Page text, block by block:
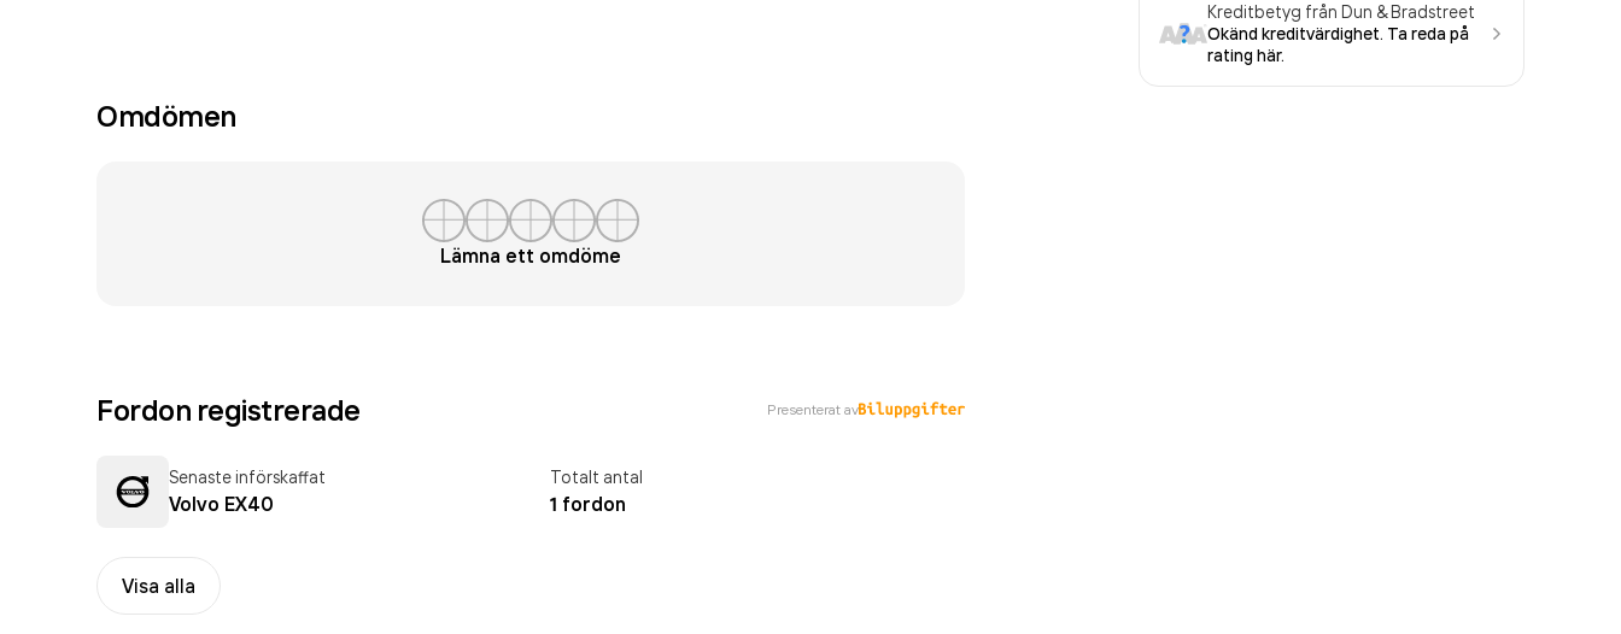
Omdömen
Lämna ett omdöme
Fordon registrerade Presenterat av
Senaste införskaffat
Volvo EX40
Totalt antal
1 fordon
Visa alla
Kreditbetyg från Dun & Bradstreet
Okänd kreditvärdighet. Ta reda på
rating här.